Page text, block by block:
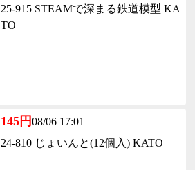
25-915 STEAMで深まる鉄道模型 KA
TO
145円08/06 17:01
24-810 じょいんと(12個入) KATO